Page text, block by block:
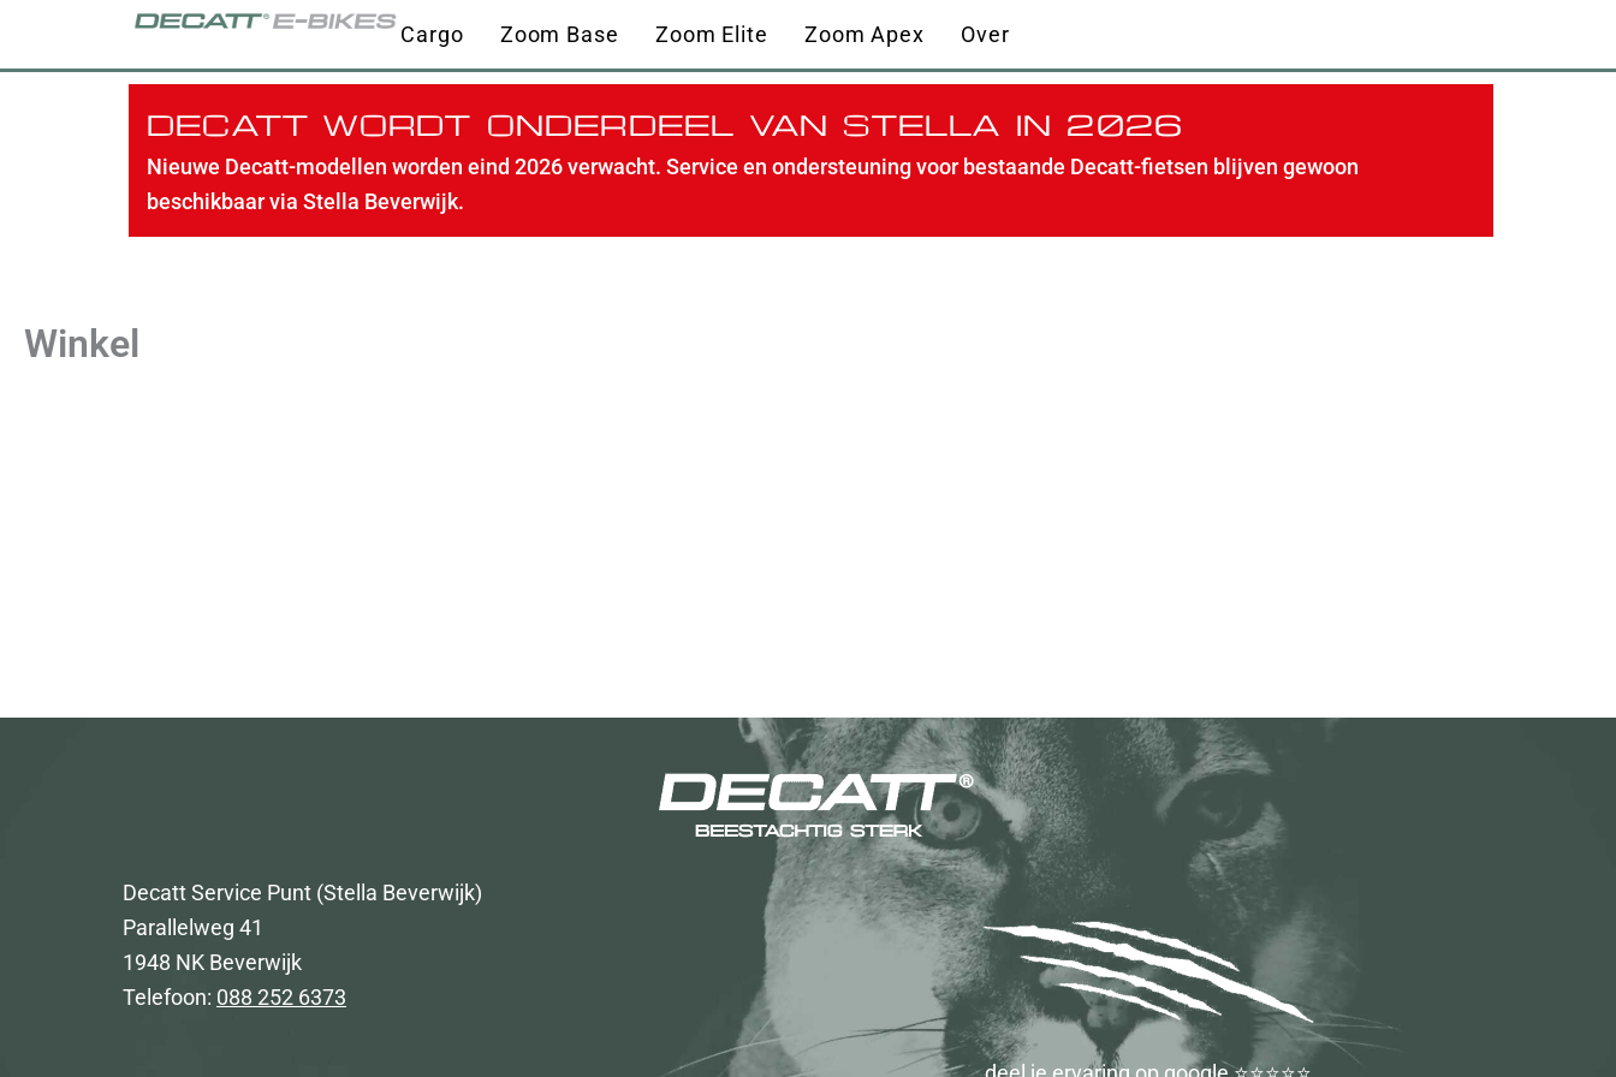
Cargo Zoom Base Zoom Elite Zoom Apex Over
DECATT WORDT ONDERDEEL VAN STELLA IN 2026
Nieuwe Decatt-modellen worden eind 2026 verwacht. Service en ondersteuning voor bestaande Decatt-fietsen blijven gewoon
beschikbaar via Stella Beverwijk.
Winkel
Decatt Service Punt (Stella Beverwijk)
Parallelweg 41
1948 NK Beverwijk
Telefoon: 088 252 6373